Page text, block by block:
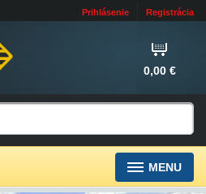
Prihlásenie Registrácia
0,00 €
MENU